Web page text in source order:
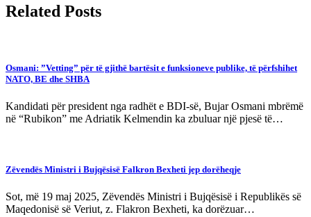
Related Posts
Osmani: ”Vetting” për të gjithë bartësit e funksioneve publike, të përfshihet
NATO, BE dhe SHBA
Kandidati për president nga radhët e BDI-së, Bujar Osmani mbrëmë
në “Rubikon” me Adriatik Kelmendin ka zbuluar një pjesë të…
Zëvendës Ministri i Bujqësisë Falkron Bexheti jep dorëheqje
Sot, më 19 maj 2025, Zëvendës Ministri i Bujqësisë i Republikës së
Maqedonisë së Veriut, z. Flakron Bexheti, ka dorëzuar…